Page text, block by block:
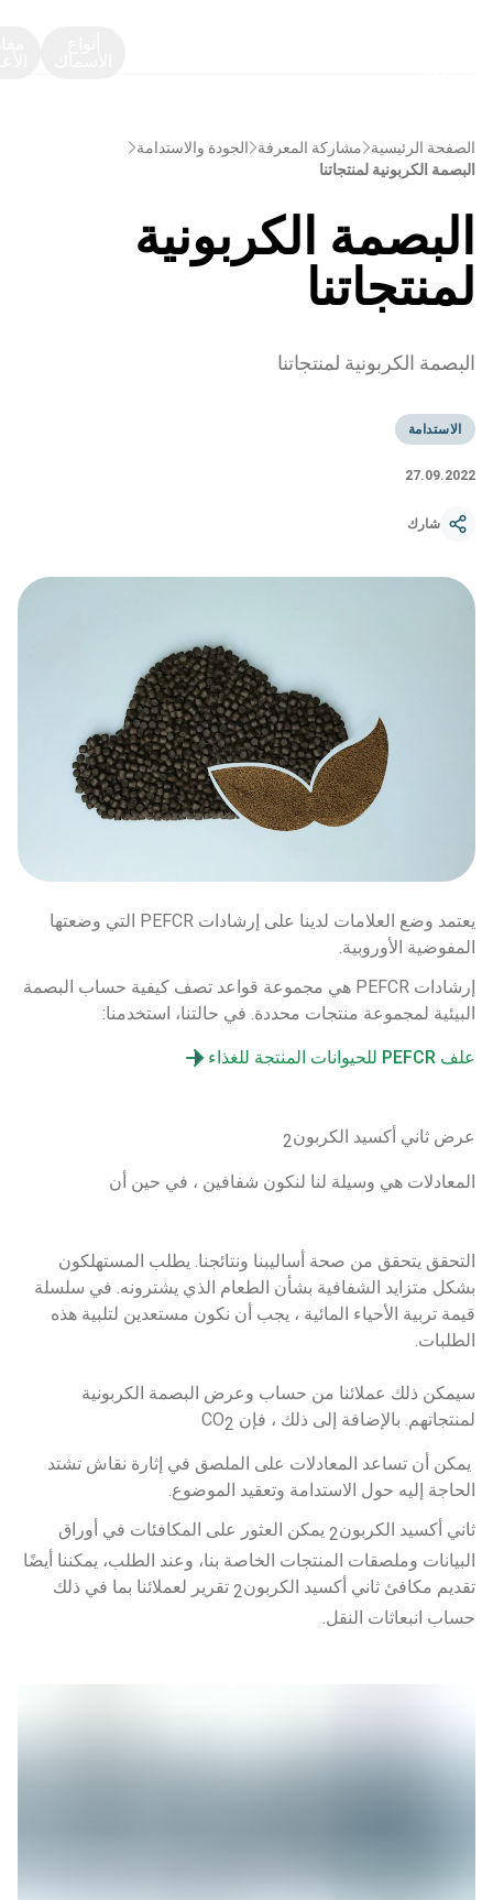
الصفحة الرئيسية مشاركة المعرفة
الجودة والاستدامة
البصمة الكربونية لمنتجاتنا
الاستدامة
27.09.2022
شارك
البصمة الكربونية
لمنتجاتنا
البصمة الكربونية لمنتجاتنا
يعتمد وضع العلامات لدينا على إرشادات PEFCR التي وضعتها
المفوضية الأوروبية.
إرشادات PEFCR هي مجموعة قواعد تصف كيفية حساب البصمة
البيئية لمجموعة منتجات محددة. في حالتنا، استخدمنا:
علف PEFCR للحيوانات المنتجة للغذاء
عرض ثاني أكسيد الكربون2
المعادلات هي وسيلة لنا لنكون شفافين ، في حين أن
التحقق يتحقق من صحة أساليبنا ونتائجنا. يطلب المستهلكون
بشكل متزايد الشفافية بشأن الطعام الذي يشترونه. في سلسلة
قيمة تربية الأحياء المائية ، يجب أن نكون مستعدين لتلبية هذه
الطلبات.
سيمكن ذلك عملائنا من حساب وعرض البصمة الكربونية
لمنتجاتهم. بالإضافة إلى ذلك ، فإن CO 2
يمكن أن تساعد المعادلات على الملصق في إثارة نقاش تشتد
الحاجة إليه حول الاستدامة وتعقيد الموضوع.
ثاني أكسيد الكربون2 يمكن العثور على المكافئات في أوراق
البيانات وملصقات المنتجات الخاصة بنا، وعند الطلب، يمكننا أيضًا
تقديم مكافئ ثاني أكسيد الكربون2 تقرير لعملائنا بما في ذلك
حساب انبعاثات النقل.